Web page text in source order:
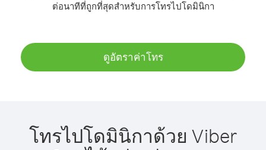
ต่อนาทีที่ถูกที่สุดสำหรับการโทรไปโดมินิกา
ดูอัตราค่าโทร
โทรไปโดมินิกาด้วย Viber